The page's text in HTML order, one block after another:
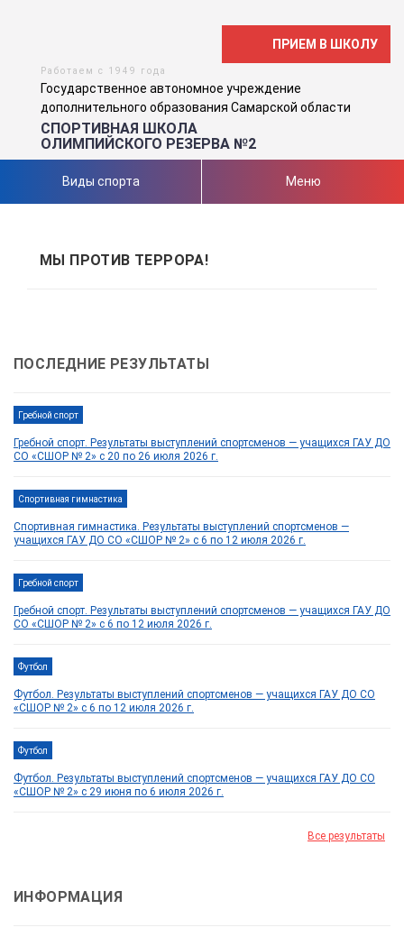
ПРИЕМ В ШКОЛУ
Работаем с 1949 года
Государственное автономное учреждение
дополнительного образования Самарской области
СПОРТИВНАЯ ШКОЛА
ОЛИМПИЙСКОГО РЕЗЕРВА №2
Виды спорта Меню
МЫ ПРОТИВ ТЕРРОРА!
ПОСЛЕДНИЕ РЕЗУЛЬТАТЫ
Гребной спорт
Гребной спорт. Результаты выступлений спортсменов — учащихся ГАУ ДО
СО «СШОР № 2» с 20 по 26 июля 2026 г.
Спортивная гимнастика
Спортивная гимнастика. Результаты выступлений спортсменов —
учащихся ГАУ ДО СО «СШОР № 2» с 6 по 12 июля 2026 г.
Гребной спорт
Гребной спорт. Результаты выступлений спортсменов — учащихся ГАУ ДО
СО «СШОР № 2» с 6 по 12 июля 2026 г.
Футбол
Футбол. Результаты выступлений спортсменов — учащихся ГАУ ДО СО
«СШОР № 2» с 6 по 12 июля 2026 г.
Футбол
Футбол. Результаты выступлений спортсменов — учащихся ГАУ ДО СО
«СШОР № 2» с 29 июня по 6 июля 2026 г.
Все результаты
ИНФОРМАЦИЯ